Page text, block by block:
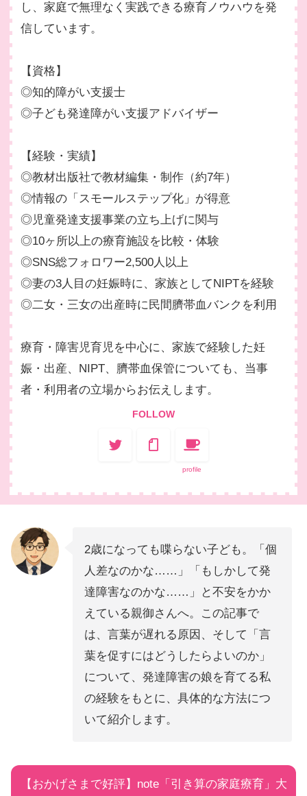
し、家庭で無理なく実践できる療育ノウハウを発
信しています。
【資格】
◎知的障がい支援士
◎子ども発達障がい支援アドバイザー
【経験・実績】
◎教材出版社で教材編集・制作（約7年）
◎情報の「スモールステップ化」が得意
◎児童発達支援事業の立ち上げに関与
◎10ヶ所以上の療育施設を比較・体験
◎SNS総フォロワー2,500人以上
◎妻の3人目の妊娠時に、家族としてNIPTを経験
◎二女・三女の出産時に民間臍帯血バンクを利用
療育・障害児育児を中心に、家族で経験した妊
娠・出産、NIPT、臍帯血保管についても、当事
者・利用者の立場からお伝えします。
FOLLOW
profile
2歳になっても喋らない子ども。「個
人差なのかな……」「もしかして発
達障害なのかな……」と不安をかか
えている親御さんへ。この記事で
は、言葉が遅れる原因、そして「言
葉を促すにはどうしたらよいのか」
について、発達障害の娘を育てる私
の経験をもとに、具体的な方法につ
いて紹介します。
【おかげさまで好評】note「引き算の家庭療育」大